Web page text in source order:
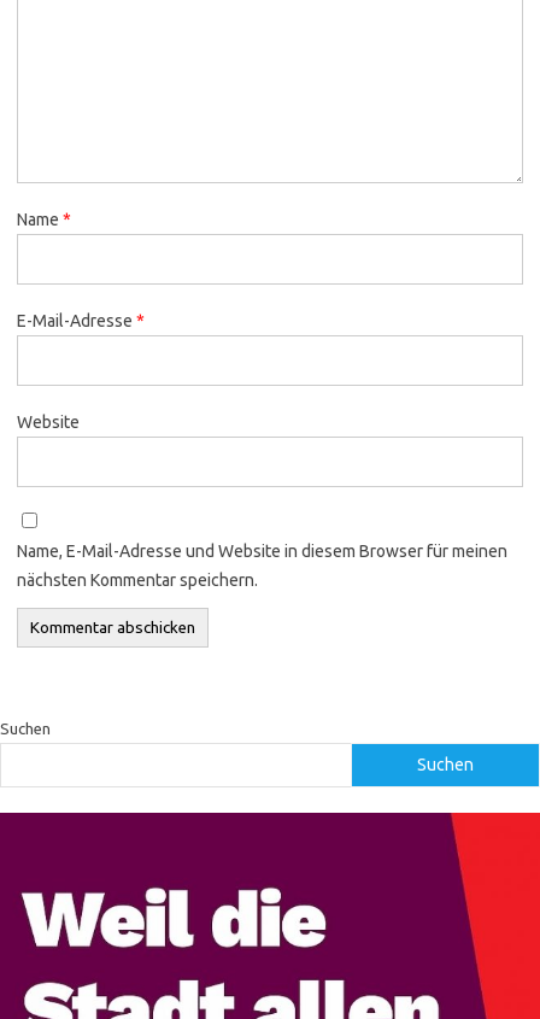
Name *
E-Mail-Adresse *
Website
Name, E-Mail-Adresse und Website in diesem Browser für meinen
nächsten Kommentar speichern.
Suchen
Suchen